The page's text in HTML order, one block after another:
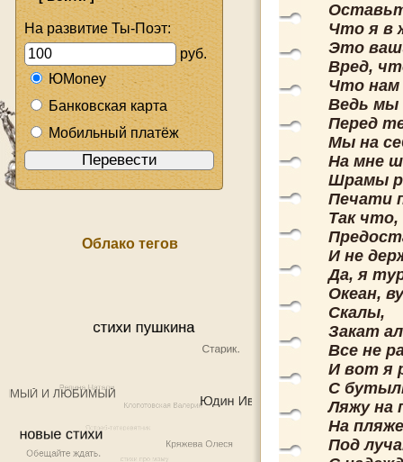
На развитие Ты-Поэт:
руб.
ЮMoney
Банковская карта
Мобильный платёж
Облако тегов
Что я в
Это
Вред,
Что нам
Ведь мы
Перед
Мы на
На мне
Шрамы
Печати
Так
И не
Да, я
Океан,
Скалы,
Закат
Все не
И вот я
С
Ляжу на
На пляже
Под